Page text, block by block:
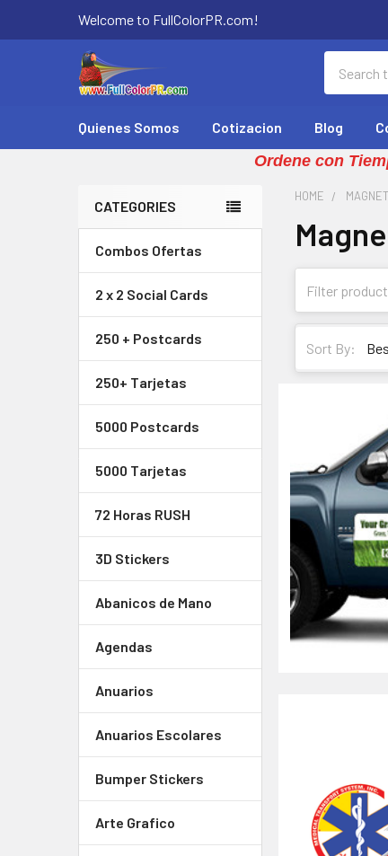
Welcome to FullColorPR.com!
Quienes Somos Cotizacion Blog
Ordene con
Sidebar
CATEGORIES
Combos Ofertas
2 x 2 Social Cards
250 + Postcards
250+ Tarjetas
5000 Postcards
5000 Tarjetas
72 Horas RUSH
3D Stickers
Abanicos de Mano
Agendas
Anuarios
Anuarios Escolares
Bumper Stickers
Arte Grafico
HOME
Sort By: